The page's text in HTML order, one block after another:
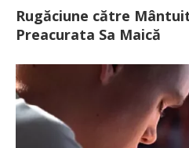
Rugăciune către
Preacurata Sa Maică